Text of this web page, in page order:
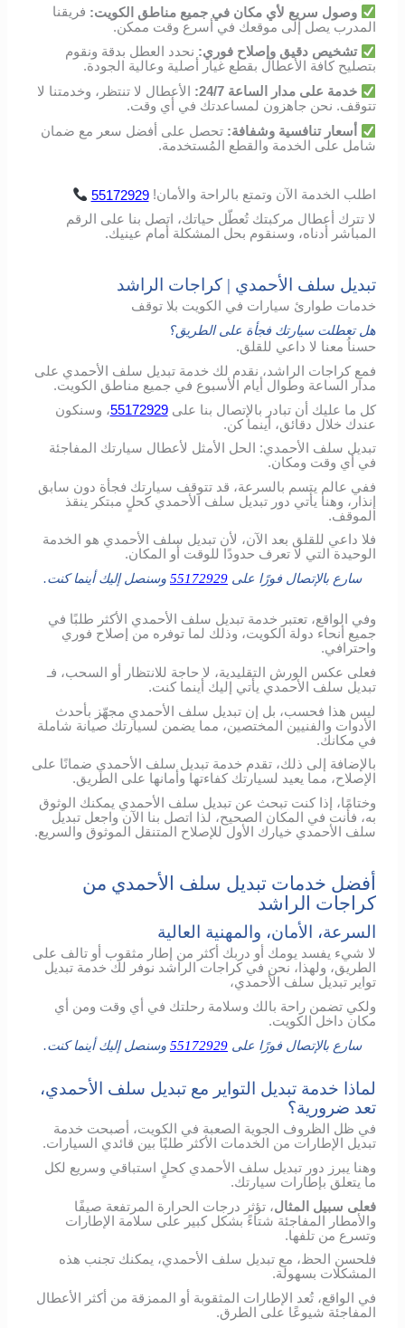
وصول سريع لأي مكان في جميع مناطق الكويت: فريقنا
المدرب يصل إلى موقعك في أسرع وقت ممكن.
تشخيص دقيق وإصلاح فوري: نحدد العطل بدقة ونقوم
بتصليح كافة الأعطال بقطع غيار أصلية وعالية الجودة.
خدمة على مدار الساعة 24/7: الأعطال لا تنتظر، وخدمتنا لا
تتوقف. نحن جاهزون لمساعدتك في أي وقت.
أسعار تنافسية وشفافة: تحصل على أفضل سعر مع ضمان
شامل على الخدمة والقطع المُستخدمة.
اطلب الخدمة الآن وتمتع بالراحة والأمان!
55172929
لا تترك أعطال مركبتك تُعطّل حياتك، اتصل بنا على الرقم
المباشر أدناه، وسنقوم بحل المشكلة أمام عينيك.
تبديل سلف الأحمدي | كراجات الراشد
خدمات طوارئ سيارات في الكويت بلا توقف
هل تعطلت سيارتك فجأة على الطريق؟
حسناُ معنا لا داعي للقلق.
فمع كراجات الراشد، نقدم لك خدمة تبديل سلف الأحمدي على
مدار الساعة وطوال أيام الأسبوع في جميع مناطق الكويت.
كل ما عليك أن تبادر بالإتصال بنا على55172929، وسنكون
عندك خلال دقائق، أينما كن.
تبديل سلف الأحمدي: الحل الأمثل لأعطال سيارتك المفاجئة
في أي وقت ومكان.
ففي عالم يتسم بالسرعة، قد تتوقف سيارتك فجأة دون سابق
إنذار، وهنا يأتي دور تبديل سلف الأحمدي كحلٍ مبتكر ينقذ
الموقف.
فلا داعي للقلق بعد الآن، لأن تبديل سلف الأحمدي هو الخدمة
الوحيدة التي لا تعرف حدودًا للوقت أو المكان.
سارع بالإتصال فورًا على 55172929 وسنصل إليك أينما كنت.
وفي الواقع، تعتبر خدمة تبديل سلف الأحمدي الأكثر طلبًا في
جميع أنحاء دولة الكويت، وذلك لما توفره من إصلاح فوري
واحترافي.
فعلى عكس الورش التقليدية، لا حاجة للانتظار أو السحب، فـ
تبديل سلف الأحمدي يأتي إليك أينما كنت.
ليس هذا فحسب، بل إن تبديل سلف الأحمدي مجهّز بأحدث
الأدوات والفنيين المختصين، مما يضمن لسيارتك صيانة شاملة
في مكانك.
بالإضافة إلى ذلك، تقدم خدمة تبديل سلف الأحمدي ضمانًا على
الإصلاح، مما يعيد لسيارتك كفاءتها وأمانها على الطريق.
وختامًا، إذا كنت تبحث عن تبديل سلف الأحمدي يمكنك الوثوق
به، فأنت في المكان الصحيح، لذا اتصل بنا الآن واجعل تبديل
سلف الأحمدي خيارك الأول للإصلاح المتنقل الموثوق والسريع.
أفضل خدمات تبديل سلف الأحمدي من
كراجات الراشد
السرعة، الأمان، والمهنية العالية
لا شيء يفسد يومك أو دربك أكثر من إطار مثقوب أو تالف على
الطريق، ولهذا، نحن في كراجات الراشد نوفر لك خدمة تبديل
تواير تبديل سلف الأحمدي،
ولكي تضمن راحة بالك وسلامة رحلتك في أي وقت ومن أي
مكان داخل الكويت.
سارع بالإتصال فورًا على 55172929 وسنصل إليك أينما كنت.
لماذا خدمة تبديل التواير مع تبديل سلف الأحمدي،
تعد ضرورية؟
في ظل الظروف الجوية الصعبة في الكويت، أصبحت خدمة
تبديل الإطارات من الخدمات الأكثر طلبًا بين قائدي السيارات.
وهنا يبرز دور تبديل سلف الأحمدي كحلٍ استباقي وسريع لكل
ما يتعلق بإطارات سيارتك.
فعلى سبيل المثال، تؤثر درجات الحرارة المرتفعة صيفًا
والأمطار المفاجئة شتاءً بشكل كبير على سلامة الإطارات
وتسرع من تلفها.
فلحسن الحظ، مع تبديل سلف الأحمدي، يمكنك تجنب هذه
المشكلات بسهولة.
في الواقع، تُعد الإطارات المثقوبة أو الممزقة من أكثر الأعطال
المفاجئة شيوعًا على الطرق.